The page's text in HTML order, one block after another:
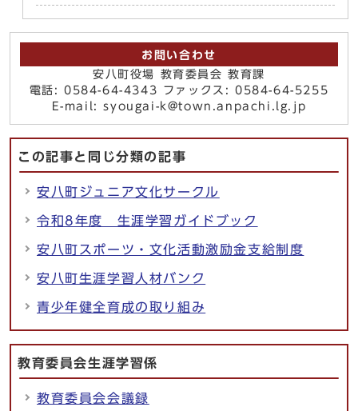
お問い合わせ
安八町役場 教育委員会 教育課
電話: 0584-64-4343 ファックス: 0584-64-5255
E-mail: syougai-k@town.anpachi.lg.jp
この記事と同じ分類の記事
安八町ジュニア文化サークル
令和8年度 生涯学習ガイドブック
安八町スポーツ・文化活動激励金支給制度
安八町生涯学習人材バンク
青少年健全育成の取り組み
教育委員会生涯学習係
教育委員会会議録